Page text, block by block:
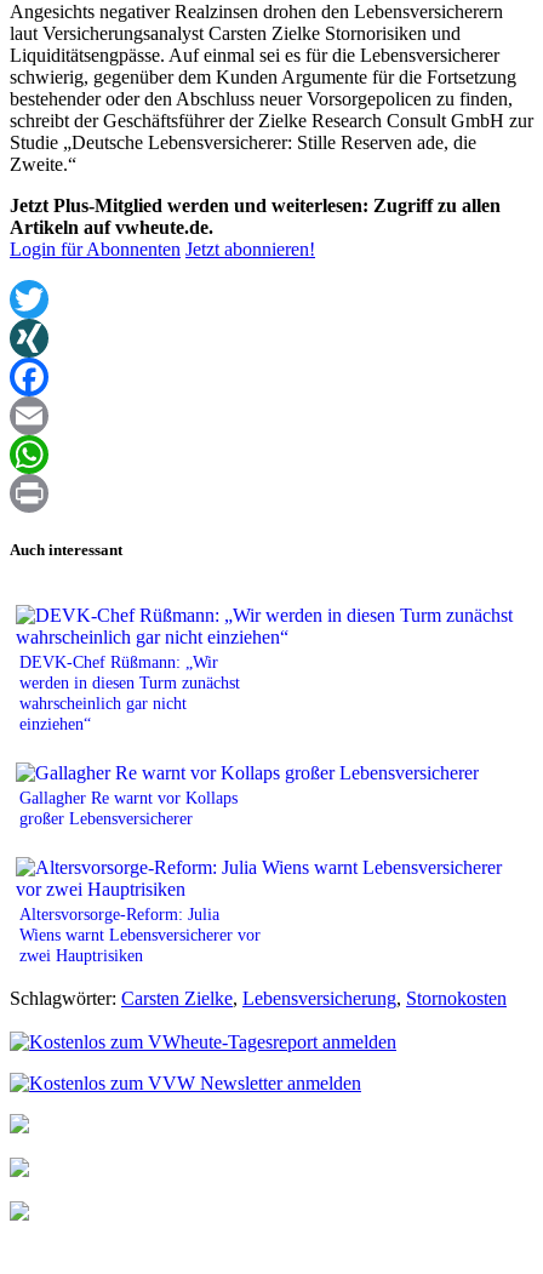
Angesichts negativer Realzinsen drohen den Lebensversicherern
laut Versicherungsanalyst Carsten Zielke Stornorisiken und
Liquiditätsengpässe. Auf einmal sei es für die Lebensversicherer
schwierig, gegenüber dem Kunden Argumente für die Fortsetzung
bestehender oder den Abschluss neuer Vorsorgepolicen zu finden,
schreibt der Geschäftsführer der Zielke Research Consult GmbH zur
Studie „Deutsche Lebensversicherer: Stille Reserven ade, die
Zweite.“
Jetzt Plus-Mitglied werden und weiterlesen: Zugriff zu allen
Artikeln auf vwheute.de.
Login für Abonnenten Jetzt abonnieren!
Twitter
XING
Facebook
Email
WhatsApp
Auch interessant
DEVK-Chef Rüßmann: „Wir
werden in diesen Turm zunächst
wahrscheinlich gar nicht
einziehen“
Gallagher Re warnt vor Kollaps
großer Lebensversicherer
Altersvorsorge-Reform: Julia
Wiens warnt Lebensversicherer vor
zwei Hauptrisiken
Schlagwörter: Carsten Zielke, Lebensversicherung, Stornokosten